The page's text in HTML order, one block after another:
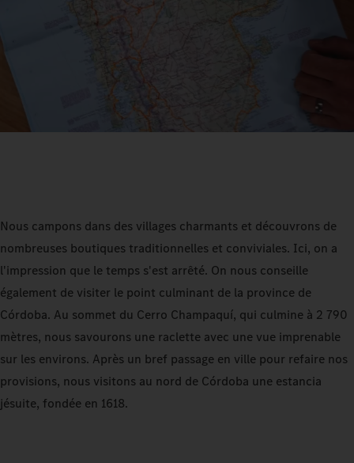
Nous campons dans des villages charmants et découvrons de
nombreuses boutiques traditionnelles et conviviales. Ici, on a
l'impression que le temps s'est arrêté. On nous conseille
également de visiter le point culminant de la province de
Córdoba. Au sommet du Cerro Champaquí, qui culmine à 2 790
mètres, nous savourons une raclette avec une vue imprenable
sur les environs. Après un bref passage en ville pour refaire nos
provisions, nous visitons au nord de Córdoba une estancia
jésuite, fondée en 1618.